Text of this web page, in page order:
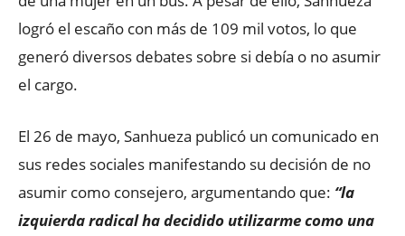
logró el escaño con más de 109 mil votos, lo que
generó diversos debates sobre si debía o no asumir
el cargo.
El 26 de mayo, Sanhueza publicó un comunicado en
sus redes sociales manifestando su decisión de no
asumir como consejero, argumentando que: “la
izquierda radical ha decidido utilizarme como una